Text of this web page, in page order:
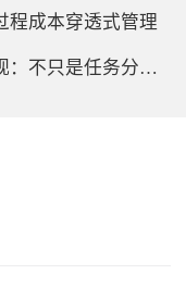
程成本穿透式管理
配，更是战略落地的引擎